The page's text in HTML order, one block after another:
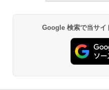
Google 検索で当サイ